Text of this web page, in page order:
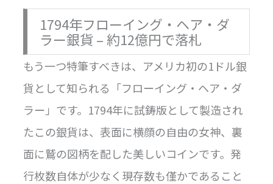
1794年フローイング・ヘア・ダ
ラー銀貨 – 約12億円で落札
もう一つ特筆すべきは、アメリカ初の1ドル銀
貨として知られる「フローイング・ヘア・ダ
ラー」です。1794年に試鋳版として製造され
たこの銀貨は、表面に横顔の自由の女神、裏
面に鷲の図柄を配した美しいコインです。発
行枚数自体が少なく現存数も僅かであること